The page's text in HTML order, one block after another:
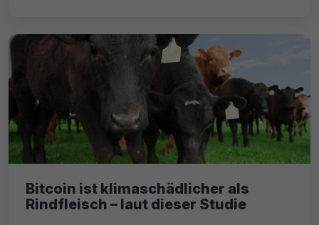
Bitcoin ist klimaschädlicher als
Rindfleisch – laut dieser Studie